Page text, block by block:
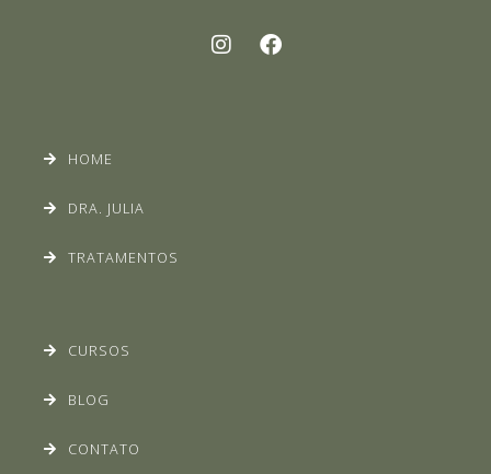
HOME
DRA. JULIA
TRATAMENTOS
CURSOS
BLOG
CONTATO